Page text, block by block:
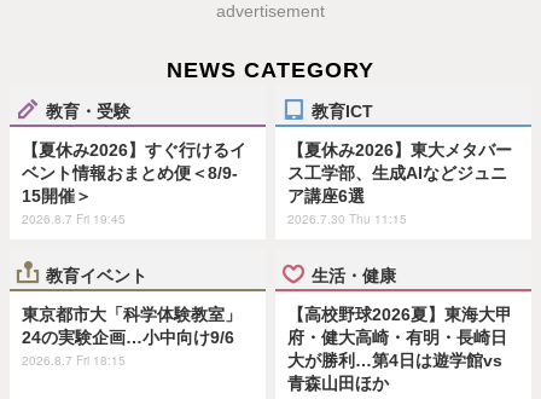
advertisement
NEWS CATEGORY
教育・受験
【夏休み2026】すぐ行けるイ
ベント情報おまとめ便＜8/9-
15開催＞
2026.8.7 Fri 19:45
教育ICT
【夏休み2026】東大メタバー
ス工学部、生成AIなどジュニ
ア講座6選
2026.7.30 Thu 11:15
教育イベント
東京都市大「科学体験教室」
24の実験企画…小中向け9/6
2026.8.7 Fri 18:15
生活・健康
【高校野球2026夏】東海大甲
府・健大高崎・有明・長崎日
大が勝利…第4日は遊学館vs
青森山田ほか